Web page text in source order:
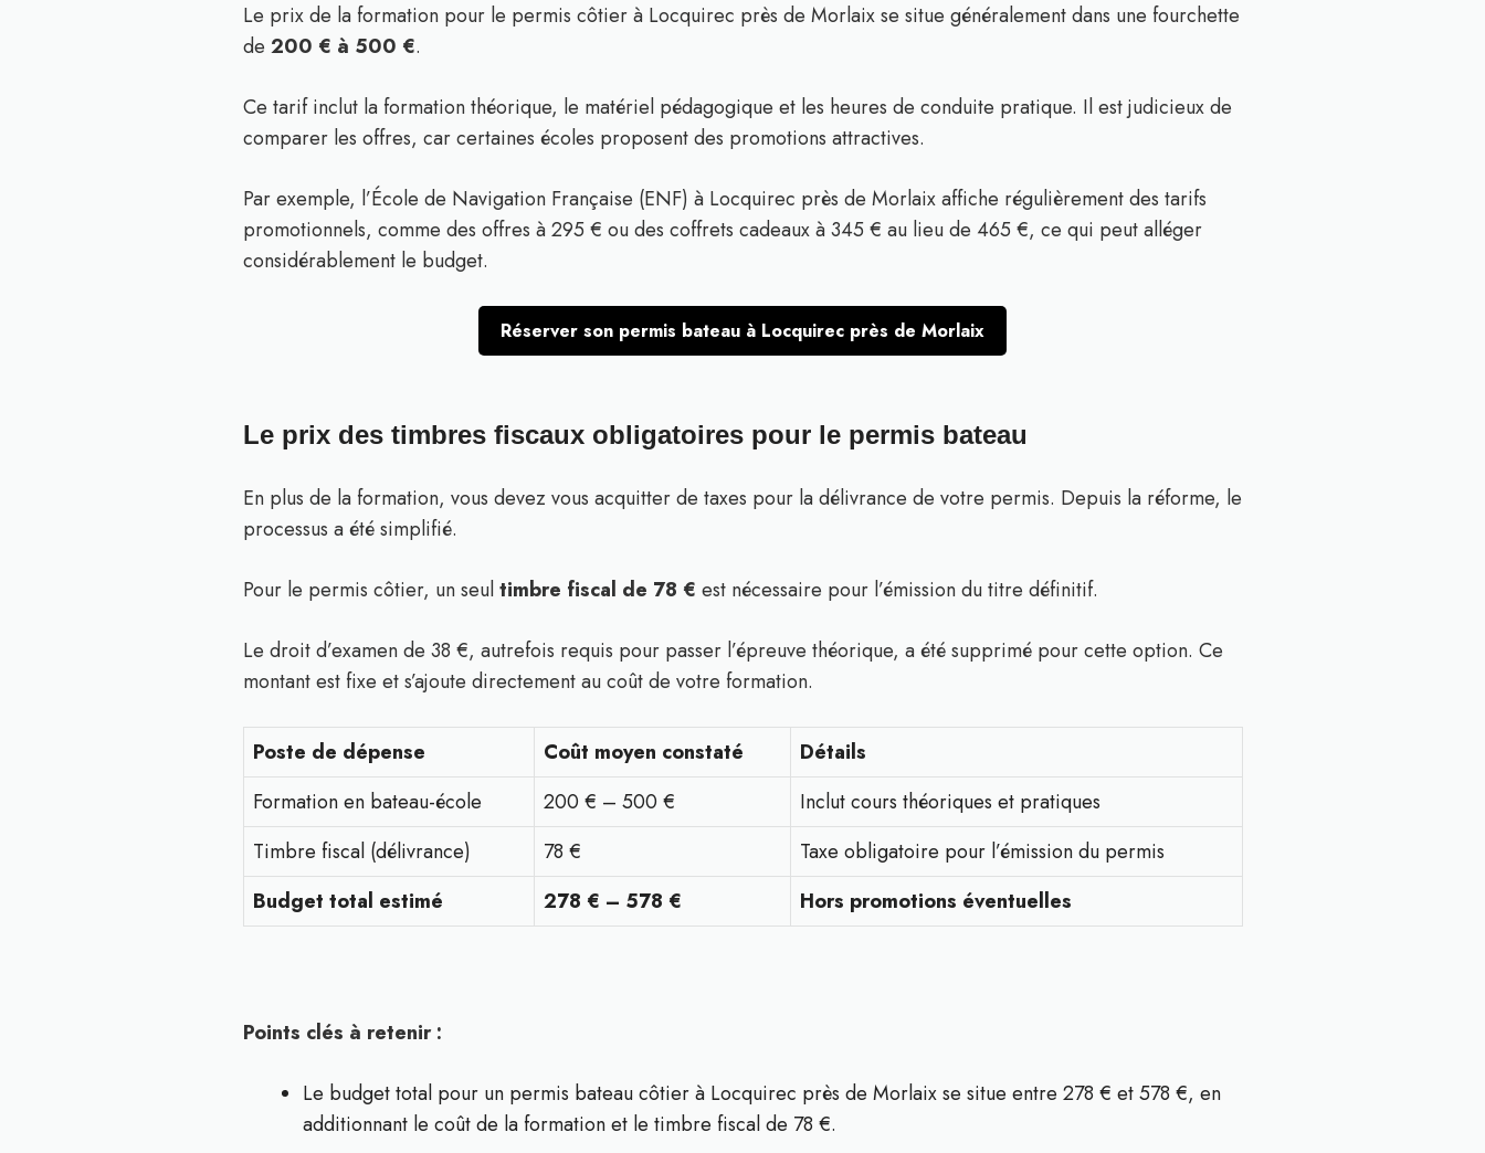
Le prix de la formation pour le permis côtier à Locquirec près de Morlaix se situe généralement dans une fourchette
de 200 € à 500 €.
Ce tarif inclut la formation théorique, le matériel pédagogique et les heures de conduite pratique. Il est judicieux de
comparer les offres, car certaines écoles proposent des promotions attractives.
Par exemple, l’École de Navigation Française (ENF) à Locquirec près de Morlaix affiche régulièrement des tarifs
promotionnels, comme des offres à 295 € ou des coffrets cadeaux à 345 € au lieu de 465 €, ce qui peut alléger
considérablement le budget.
Réserver son permis bateau à Locquirec près de Morlaix
Le prix des timbres fiscaux obligatoires pour le permis bateau
En plus de la formation, vous devez vous acquitter de taxes pour la délivrance de votre permis. Depuis la réforme, le
processus a été simplifié.
Pour le permis côtier, un seultimbre fiscal de 78 € est nécessaire pour l’émission du titre définitif.
Le droit d’examen de 38 €, autrefois requis pour passer l’épreuve théorique, a été supprimé pour cette option. Ce
montant est fixe et s’ajoute directement au coût de votre formation.
Poste de dépense Coût moyen constaté
Détails
Formation en bateau-école
200 € – 500 €
Inclut cours théoriques et pratiques
Timbre fiscal (délivrance)
78 €
Taxe obligatoire pour l’émission du permis
Budget total estimé
278 € – 578 € Hors promotions éventuelles
Points clés à retenir :
Le budget total pour un permis bateau côtier à Locquirec près de Morlaix se situe entre 278 € et 578 €, en
additionnant le coût de la formation et le timbre fiscal de 78 €.